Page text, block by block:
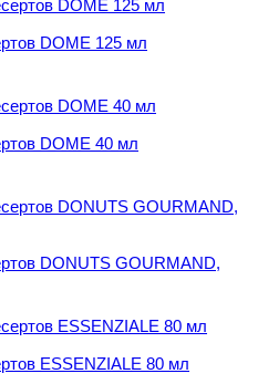
DOME 125 мл
DOME 40 мл
DONUTS GOURMAND,
ESSENZIALE 80 мл